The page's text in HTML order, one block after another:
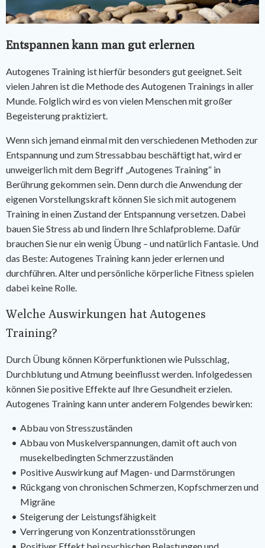
Entspannen kann man gut erlernen
Autogenes Training ist hierfür besonders gut geeignet. Seit
vielen Jahren ist die Methode des Autogenen Trainings in aller
Munde. Folglich wird es von vielen Menschen mit großer
Begeisterung praktiziert.
Wenn sich jemand einmal mit den verschiedenen Methoden zur
Entspannung und zum Stressabbau beschäftigt hat, wird er
unweigerlich mit dem Begriff „Autogenes Training“ in
Berührung gekommen sein. Denn durch die Anwendung der
eigenen Vorstellungskraft können Sie sich mit autogenem
Training in einen Zustand der Entspannung versetzen. Dabei
bauen Sie Stress ab und lindern Ihre Schlafprobleme. Dafür
brauchen Sie nur ein wenig Übung – und natürlich Fantasie. Und
das Beste: Autogenes Training kann jeder erlernen und
durchführen. Alter und persönliche körperliche Fitness spielen
dabei keine Rolle.
Welche Auswirkungen hat Autogenes
Training?
Durch Übung können Körperfunktionen wie Pulsschlag,
Durchblutung und Atmung beeinflusst werden. Infolgedessen
können Sie positive Effekte auf Ihre Gesundheit erzielen.
Autogenes Training kann unter anderem Folgendes bewirken:
Abbau von Stresszuständen
Abbau von Muskelverspannungen, damit oft auch von
musekelbedingten Schmerzzuständen
Positive Auswirkung auf Magen- und Darmstörungen
Rückgang von chronischen Schmerzen, Kopfschmerzen und
Migräne
Steigerung der Leistungsfähigkeit
Verringerung von Konzentrationsstörungen